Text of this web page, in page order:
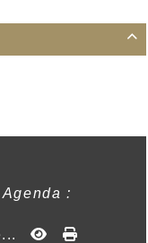

Agenda :